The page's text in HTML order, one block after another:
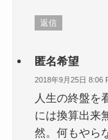
返信
匿名希望
2018年9月25日 8:06
人生の終盤を
には換算出来
然。何もやら